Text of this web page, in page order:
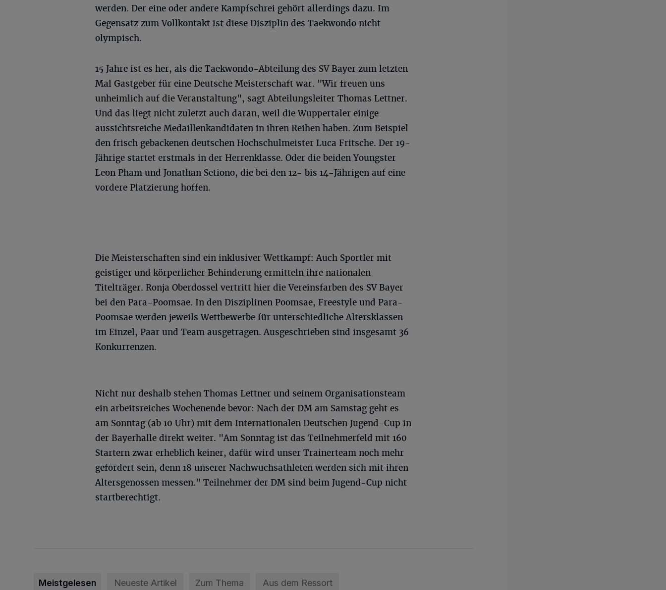
werden. Der eine oder andere Kampfschrei gehört allerdings dazu. Im
Gegensatz zum Vollkontakt ist diese Disziplin des Taekwondo nicht
olympisch.
15 Jahre ist es her, als die Taekwondo-Abteilung des SV Bayer zum letzten
Mal Gastgeber für eine Deutsche Meisterschaft war. "Wir freuen uns
unheimlich auf die Veranstaltung", sagt Abteilungsleiter Thomas Lettner.
Und das liegt nicht zuletzt auch daran, weil die Wuppertaler einige
aussichtsreiche Medaillenkandidaten in ihren Reihen haben. Zum Beispiel
den frisch gebackenen deutschen Hochschulmeister Luca Fritsche. Der 19-
Jährige startet erstmals in der Herrenklasse. Oder die beiden Youngster
Leon Pham und Jonathan Setiono, die bei den 12- bis 14-Jährigen auf eine
vordere Platzierung hoffen.
Die Meisterschaften sind ein inklusiver Wettkampf: Auch Sportler mit
geistiger und körperlicher Behinderung ermitteln ihre nationalen
Titelträger. Ronja Oberdossel vertritt hier die Vereinsfarben des SV Bayer
bei den Para-Poomsae. In den Disziplinen Poomsae, Freestyle und Para-
Poomsae werden jeweils Wettbewerbe für unterschiedliche Altersklassen
im Einzel, Paar und Team ausgetragen. Ausgeschrieben sind insgesamt 36
Konkurrenzen.
Nicht nur deshalb stehen Thomas Lettner und seinem Organisationsteam
ein arbeitsreiches Wochenende bevor: Nach der DM am Samstag geht es
am Sonntag (ab 10 Uhr) mit dem Internationalen Deutschen Jugend-Cup in
der Bayerhalle direkt weiter. "Am Sonntag ist das Teilnehmerfeld mit 160
Startern zwar erheblich keiner, dafür wird unser Trainerteam noch mehr
gefordert sein, denn 18 unserer Nachwuchsathleten werden sich mit ihren
Altersgenossen messen." Teilnehmer der DM sind beim Jugend-Cup nicht
startberechtigt.
Meistgelesen Neueste Artikel Zum Thema Aus dem Ressort